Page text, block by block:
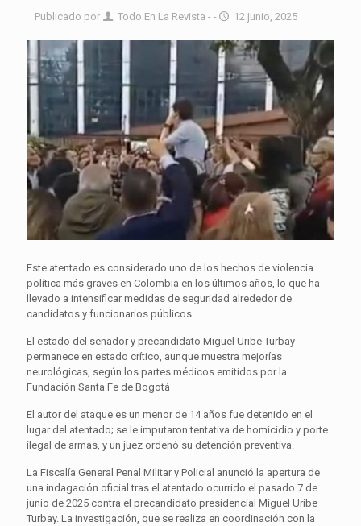
Publicado por Todo En La Revista - - 12 junio, 2025
Este atentado es considerado uno de los hechos de violencia
política más graves en Colombia en los últimos años, lo que ha
llevado a intensificar medidas de seguridad alrededor de
candidatos y funcionarios públicos.
El estado del senador y precandidato Miguel Uribe Turbay
permanece en estado crítico, aunque muestra mejorías
neurológicas, según los partes médicos emitidos por la
Fundación Santa Fe de Bogotá
El autor del ataque es un menor de 14 años fue detenido en el
lugar del atentado; se le imputaron tentativa de homicidio y porte
ilegal de armas, y un juez ordenó su detención preventiva.
La Fiscalía General Penal Militar y Policial anunció la apertura de
una indagación oficial tras el atentado ocurrido el pasado 7 de
junio de 2025 contra el precandidato presidencial Miguel Uribe
Turbay. La investigación, que se realiza en coordinación con la